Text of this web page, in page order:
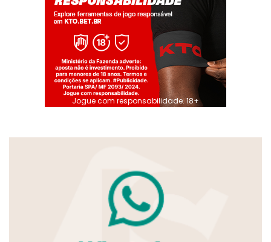
Jogue com responsabilidade. 18+